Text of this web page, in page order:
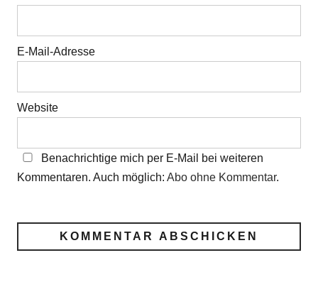
E-Mail-Adresse
Website
Benachrichtige mich per E-Mail bei weiteren
Kommentaren. Auch möglich: Abo ohne Kommentar.